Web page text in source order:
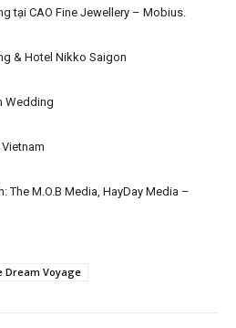
tại CAO Fine Jewellery – Mobius.
& Hotel Nikko Saigon
Wedding
The M.O.B Media, HayDay Media –
Dream Voyage